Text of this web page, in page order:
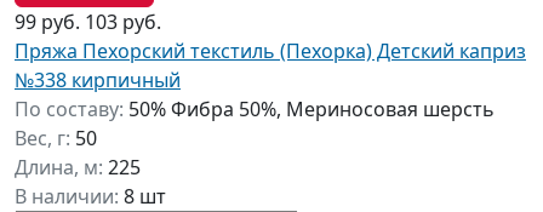
99 руб. 103 руб.
Пряжа Пехорский текстиль (Пехорка) Детский каприз
№338 кирпичный
По составу: 50% Фибра 50%, Мериносовая шерсть
Вес, г: 50
Длина, м: 225
В наличии: 8 шт